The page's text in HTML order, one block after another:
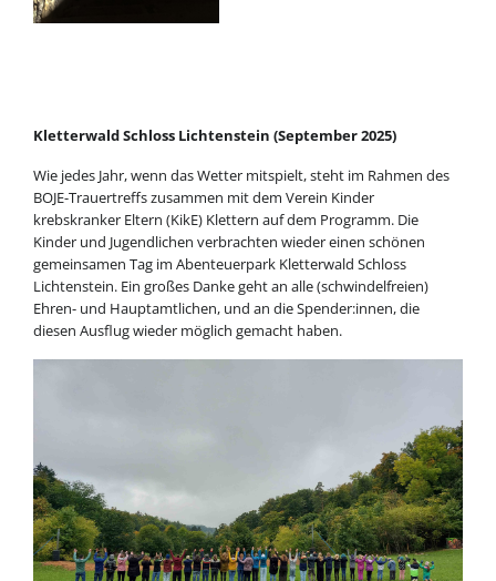
Kletterwald Schloss Lichtenstein (September 2025)
Wie jedes Jahr, wenn das Wetter mitspielt, steht im Rahmen des
BOJE-Trauertreffs zusammen mit dem Verein Kinder
krebskranker Eltern (KikE) Klettern auf dem Programm. Die
Kinder und Jugendlichen verbrachten wieder einen schönen
gemeinsamen Tag im Abenteuerpark Kletterwald Schloss
Lichtenstein. Ein großes Danke geht an alle (schwindelfreien)
Ehren- und Hauptamtlichen, und an die Spender:innen, die
diesen Ausflug wieder möglich gemacht haben.